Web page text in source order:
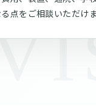
点をご相談いただけま